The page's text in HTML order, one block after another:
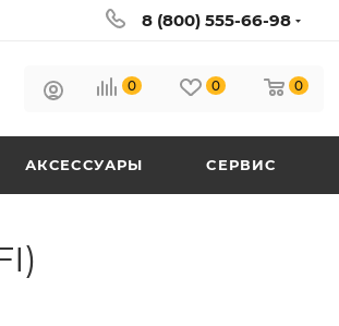
8 (800) 555-66-98
0 0 0
АКСЕССУАРЫ СЕРВИС